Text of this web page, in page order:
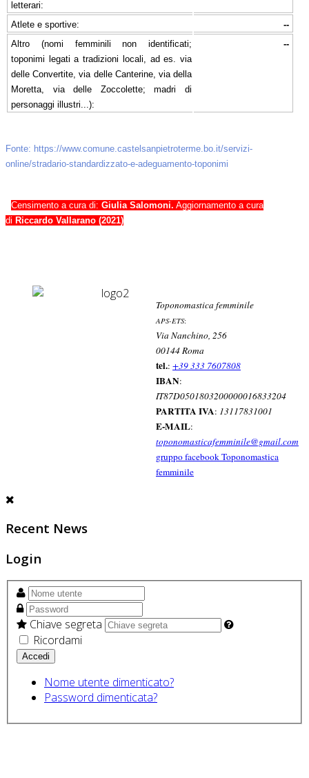
letterari:
Atlete e sportive:
--
Altro (nomi femminili non identificati;
toponimi legati a tradizioni locali, ad es. via
delle Convertite, via delle Canterine, via della
Moretta, via delle Zoccolette; madri di
personaggi illustri...):
--
Fonte: https://www.comune.castelsanpietroterme.bo.it/servizi-
online/stradario-standardizzato-e-adeguamento-toponimi
Censimento a cura di: Giulia Salomoni. Aggiornamento a cura
di Riccardo Vallarano (2021)
Toponomastica femminile
APS-ETS:
Via Nanchino, 256
00144 Roma
tel.: +39 333 7607808
IBAN:
IT87D0501803200000016833204
PARTITA IVA: 13117831001
E-MAIL:
toponomasticafemminile@gmail.com
gruppo facebook Toponomastica
femminile
Recent News
Login
Chiave segreta
Ricordami
Nome utente dimenticato?
Password dimenticata?